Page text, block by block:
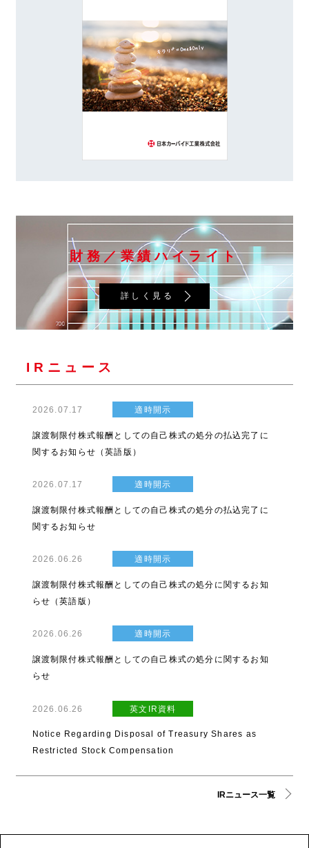
財務／業績ハイライト
詳しく見る
IRニュース
2026.07.17 適時開示
譲渡制限付株式報酬としての自己株式の処分の払込完了に
関するお知らせ（英語版）
2026.07.17 適時開示
譲渡制限付株式報酬としての自己株式の処分の払込完了に
関するお知らせ
2026.06.26 適時開示
譲渡制限付株式報酬としての自己株式の処分に関するお知
らせ（英語版）
2026.06.26 適時開示
譲渡制限付株式報酬としての自己株式の処分に関するお知
らせ
2026.06.26 英文IR資料
Notice Regarding Disposal of Treasury Shares as
Restricted Stock Compensation
IRニュース一覧